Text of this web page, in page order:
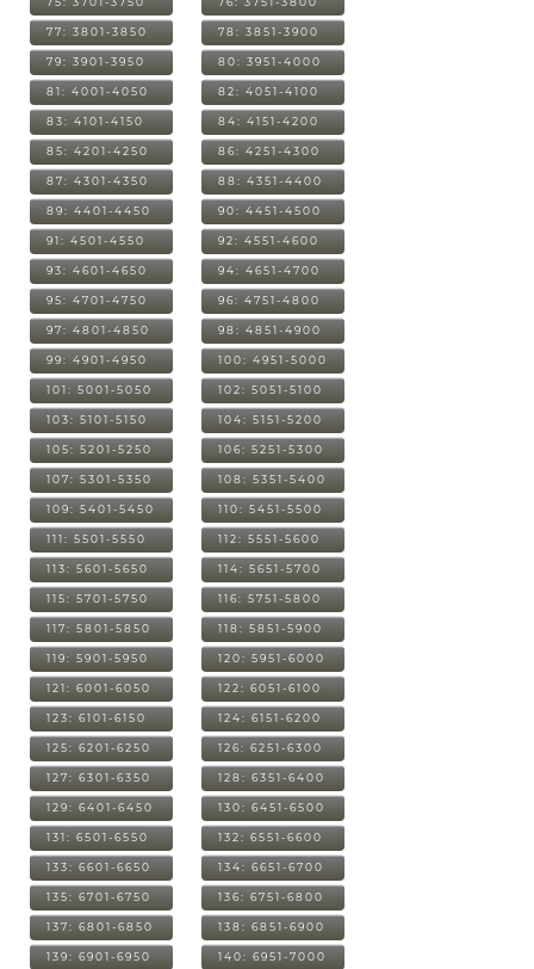
77: 3801-3850 78: 3851-3900
79: 3901-3950 80: 3951-4000
81: 4001-4050 82: 4051-4100
83: 4101-4150 84: 4151-4200
85: 4201-4250 86: 4251-4300
87: 4301-4350 88: 4351-4400
89: 4401-4450 90: 4451-4500
91: 4501-4550 92: 4551-4600
93: 4601-4650 94: 4651-4700
95: 4701-4750 96: 4751-4800
97: 4801-4850 98: 4851-4900
99: 4901-4950 100: 4951-5000
101: 5001-5050 102: 5051-5100
103: 5101-5150 104: 5151-5200
105: 5201-5250 106: 5251-5300
107: 5301-5350 108: 5351-5400
109: 5401-5450 110: 5451-5500
111: 5501-5550 112: 5551-5600
113: 5601-5650 114: 5651-5700
115: 5701-5750 116: 5751-5800
117: 5801-5850 118: 5851-5900
119: 5901-5950 120: 5951-6000
121: 6001-6050 122: 6051-6100
123: 6101-6150 124: 6151-6200
125: 6201-6250 126: 6251-6300
127: 6301-6350 128: 6351-6400
129: 6401-6450 130: 6451-6500
131: 6501-6550 132: 6551-6600
133: 6601-6650 134: 6651-6700
135: 6701-6750 136: 6751-6800
137: 6801-6850 138: 6851-6900
139: 6901-6950 140: 6951-7000